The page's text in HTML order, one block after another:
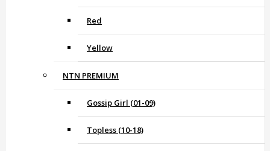
Red
Yellow
NTN PREMIUM
Gossip Girl (01-09)
Topless (10-18)